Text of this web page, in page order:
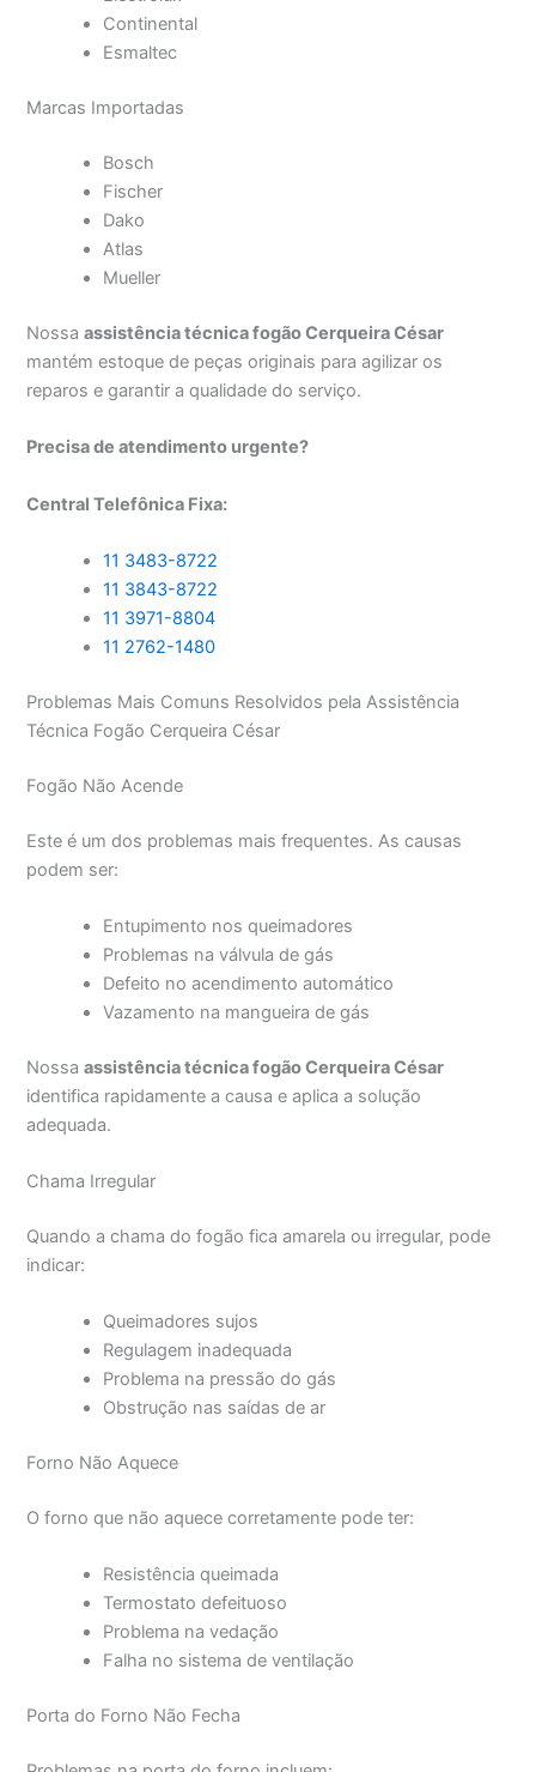
Continental
Esmaltec
Marcas Importadas
Bosch
Fischer
Dako
Atlas
Mueller
Nossaassistência técnica fogão Cerqueira César
mantém estoque de peças originais para agilizar os
reparos e garantir a qualidade do serviço.
Precisa de atendimento urgente?
Central Telefônica Fixa:
11 3483-8722
11 3843-8722
11 3971-8804
11 2762-1480
Problemas Mais Comuns Resolvidos pela Assistência
Técnica Fogão Cerqueira César
Fogão Não Acende
Este é um dos problemas mais frequentes. As causas
podem ser:
Entupimento nos queimadores
Problemas na válvula de gás
Defeito no acendimento automático
Vazamento na mangueira de gás
Nossaassistência técnica fogão Cerqueira César
identifica rapidamente a causa e aplica a solução
adequada.
Chama Irregular
Quando a chama do fogão fica amarela ou irregular, pode
indicar:
Queimadores sujos
Regulagem inadequada
Problema na pressão do gás
Obstrução nas saídas de ar
Forno Não Aquece
O forno que não aquece corretamente pode ter:
Resistência queimada
Termostato defeituoso
Problema na vedação
Falha no sistema de ventilação
Porta do Forno Não Fecha